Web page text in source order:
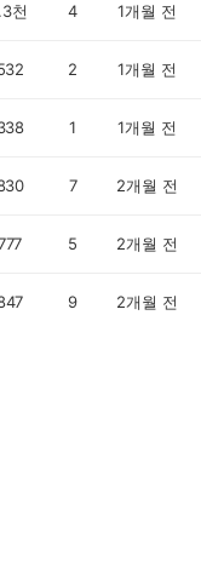
천 4 1개월 전
2 1개월 전
1 1개월 전
7 2개월 전
5 2개월 전
9 2개월 전